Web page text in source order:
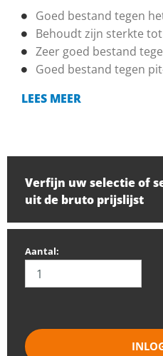
Goed bestand tegen
Behoudt zijn sterkte tot
Zeer goed bestand
Goed bestand tegen
LEES MEER
Verfijn uw selectie of
uit de bruto prijslijst
Aantal: